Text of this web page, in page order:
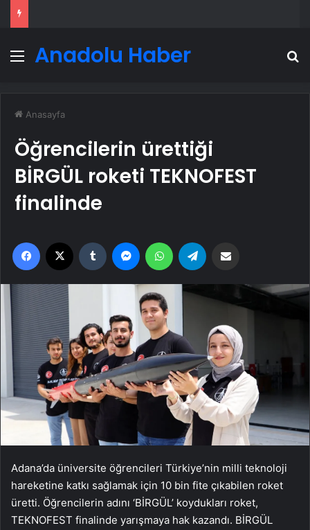
Menü
Anadolu Haber
Anasayfa
Öğrencilerin ürettiği
BİRGÜL roketi TEKNOFEST
finalinde
Facebook Tumblr MessengerWhatsApp
Adana’da üniversite öğrencileri Türkiye’nin milli teknoloji
hareketine katkı sağlamak için 10 bin fite çıkabilen roket
üretti. Öğrencilerin adını ‘BİRGÜL’ koydukları roket,
TEKNOFEST finalinde yarışmaya hak kazandı. BİRGÜL